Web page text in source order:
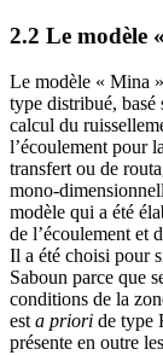
2.2 Le modèle
Le modèle « Mina
type distribué,
calcul du
l’écoulement pour
transfert ou de
mono-
modèle qui a été
de l’écoulement et
Il a été choisi pour
Saboun parce que
conditions de la
est a priori de type
présente en outre